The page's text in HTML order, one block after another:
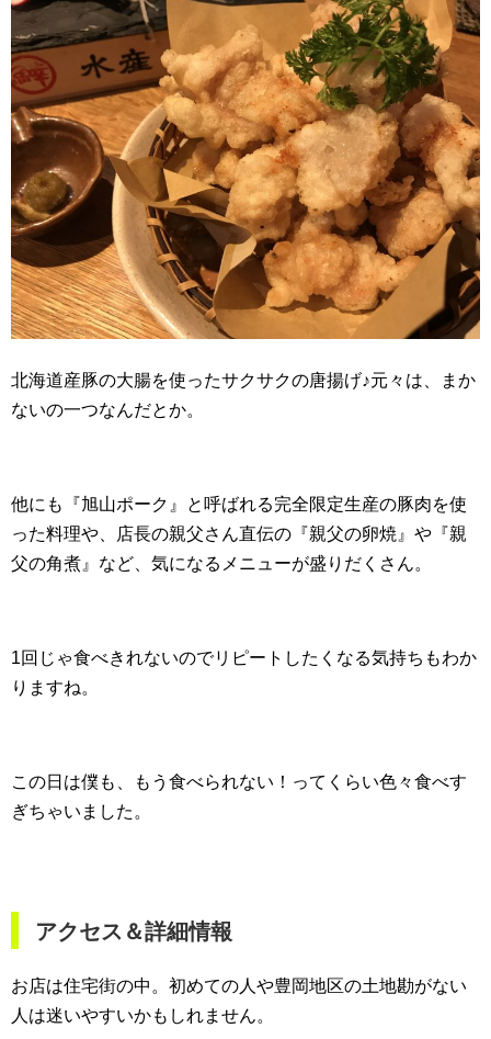
北海道産豚の大腸を使ったサクサクの唐揚げ♪元々は、まか
ないの一つなんだとか。
他にも『旭山ポーク』と呼ばれる完全限定生産の豚肉を使
った料理や、店長の親父さん直伝の『親父の卵焼』や『親
父の角煮』など、気になるメニューが盛りだくさん。
1回じゃ食べきれないのでリピートしたくなる気持ちもわか
りますね。
この日は僕も、もう食べられない！ってくらい色々食べす
ぎちゃいました。
アクセス＆詳細情報
お店は住宅街の中。初めての人や豊岡地区の土地勘がない
人は迷いやすいかもしれません。